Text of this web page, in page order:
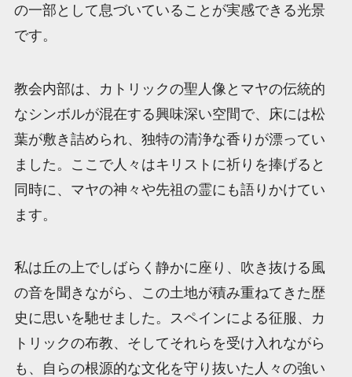
の一部として息づいていることが実感できる光景
です。
教会内部は、カトリックの聖人像とマヤの伝統的
なシンボルが混在する興味深い空間で、床には松
葉が敷き詰められ、独特の清浄な香りが漂ってい
ました。ここで人々はキリストに祈りを捧げると
同時に、マヤの神々や先祖の霊にも語りかけてい
ます。
私は丘の上でしばらく静かに座り、吹き抜ける風
の音を聞きながら、この土地が積み重ねてきた歴
史に思いを馳せました。スペインによる征服、カ
トリックの布教、そしてそれらを受け入れながら
も、自らの根源的な文化を守り抜いた人々の強い